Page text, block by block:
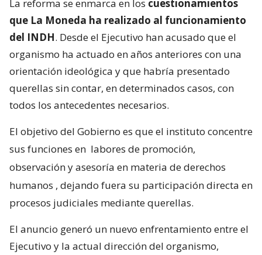
La reforma se enmarca en los cuestionamientos
que La Moneda ha realizado al funcionamiento
del INDH. Desde el Ejecutivo han acusado que el
organismo ha actuado en años anteriores con una
orientación ideológica y que habría presentado
querellas sin contar, en determinados casos, con
todos los antecedentes necesarios.
El objetivo del Gobierno es que el instituto concentre
sus funciones en labores de promoción,
observación y asesoría en materia de derechos
humanos , dejando fuera su participación directa en
procesos judiciales mediante querellas.
El anuncio generó un nuevo enfrentamiento entre el
Ejecutivo y la actual dirección del organismo,